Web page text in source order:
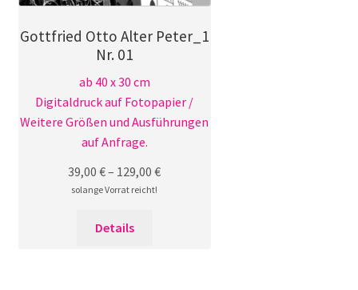
Gottfried Otto Alter Peter_1
Nr. 01
ab 40 x 30 cm
Digitaldruck auf Fotopapier /
Weitere Größen und Ausführungen
auf Anfrage.
39,00€– 129,00€
solange Vorrat reicht!
Details